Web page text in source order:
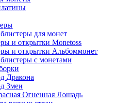
для монет
и открытки Monetoss
и открытки Альбоммонет
с монетами
Дракона
Змеи
Огненная Лошадь